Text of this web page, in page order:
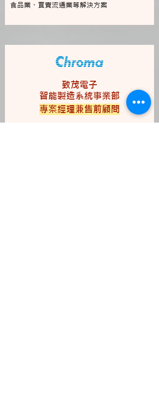
食品業、買賣流通業等解決方案
致茂電子
智能製造系統事業部
​專案經理兼售前顧問